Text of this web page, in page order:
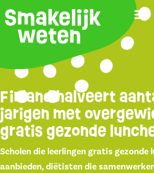
Finland halveert
jarigen met
gratis gezonde
Scholen die leerlingen gratis gezonde
aanbieden, diëtisten die